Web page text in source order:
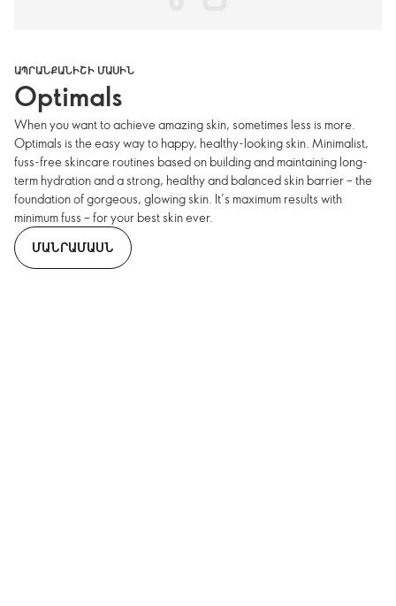
ԱՊՐԱՆՔԱՆԻՇԻ ՄԱՍԻՆ
Optimals
When you want to achieve amazing skin, sometimes less is more.
Optimals is the easy way to happy, healthy-looking skin. Minimalist,
fuss-free skincare routines based on building and maintaining long-
term hydration and a strong, healthy and balanced skin barrier – the
foundation of gorgeous, glowing skin. It’s maximum results with
minimum fuss – for your best skin ever.
ՄԱՆՐԱՄԱՍՆ